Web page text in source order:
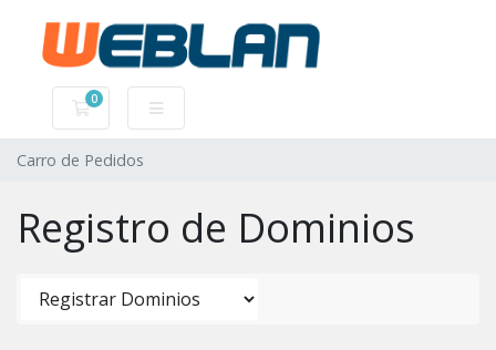
0
Carro de Pedidos
Carro de Pedidos
Registro de Dominios